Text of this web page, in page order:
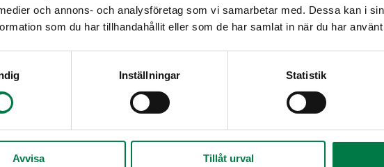
och annons- och analysföretag som vi samarbetar med. Dessa kan i
som du har tillhandahållit eller som de har samlat in när du har
Inställningar Statistik
Avvisa Tillåt urval